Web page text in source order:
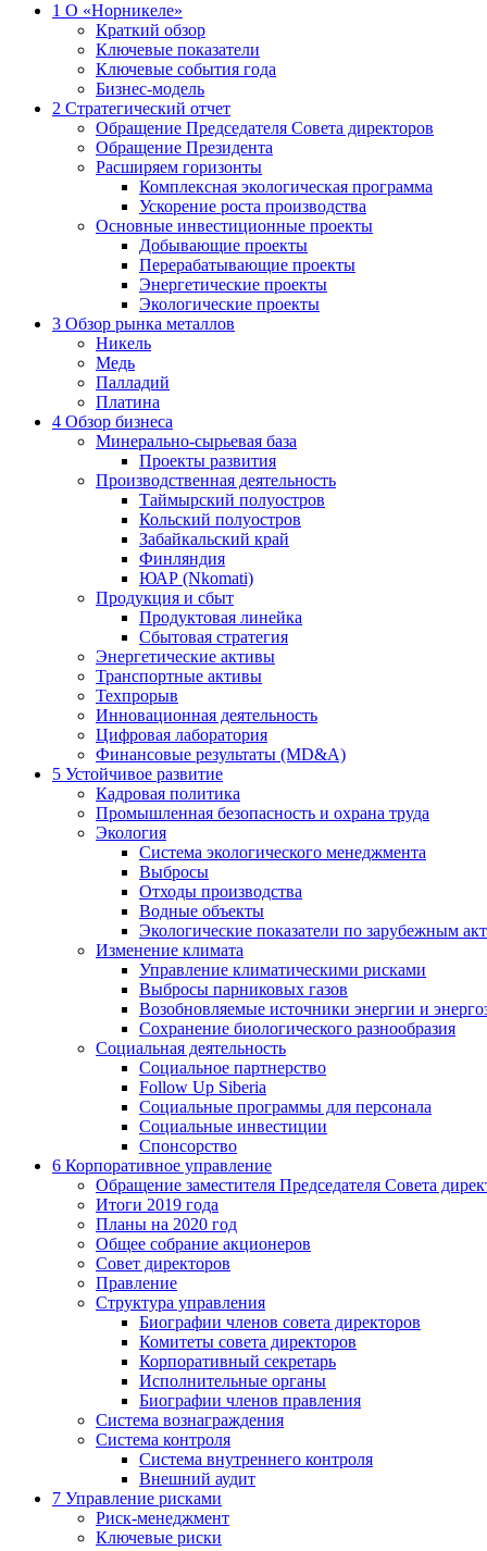
1 О «Норникеле»
Краткий обзор
Ключевые показатели
Ключевые события года
Бизнес-модель
2 Стратегический отчет
Обращение Председателя Совета директоров
Обращение Президента
Расширяем горизонты
Комплексная экологическая программа
Ускорение роста производства
Основные инвестиционные проекты
Добывающие проекты
Перерабатывающие проекты
Энергетические проекты
Экологические проекты
3 Обзор рынка металлов
Никель
Медь
Палладий
Платина
4 Обзор бизнеса
Минерально-сырьевая база
Проекты развития
Производственная деятельность
Таймырский полуостров
Кольский полуостров
Забайкальский край
Финляндия
ЮАР (Nkomati)
Продукция и сбыт
Продуктовая линейка
Сбытовая стратегия
Энергетические активы
Транспортные активы
Техпрорыв
Инновационная деятельность
Цифровая лаборатория
Финансовые результаты (MD&A)
5 Устойчивое развитие
Кадровая политика
Промышленная безопасность и охрана труда
Экология
Система экологического менеджмента
Выбросы
Отходы производства
Водные объекты
Экологические показатели по зарубежным
Изменение климата
Управление климатическими рисками
Выбросы парниковых газов
Возобновляемые источники энергии и
Сохранение биологического разнообразия
Социальная деятельность
Социальное партнерство
Follow Up Siberia
Социальные программы для персонала
Социальные инвестиции
Спонсорство
6 Корпоративное управление
Обращение заместителя Председателя Совета
Итоги 2019 года
Планы на 2020 год
Общее собрание акционеров
Совет директоров
Правление
Структура управления
Биографии членов совета директоров
Комитеты совета директоров
Корпоративный секретарь
Исполнительные органы
Биографии членов правления
Система вознаграждения
Система контроля
Система внутреннего контроля
Внешний аудит
7 Управление рисками
Риск-менеджмент
Ключевые риски